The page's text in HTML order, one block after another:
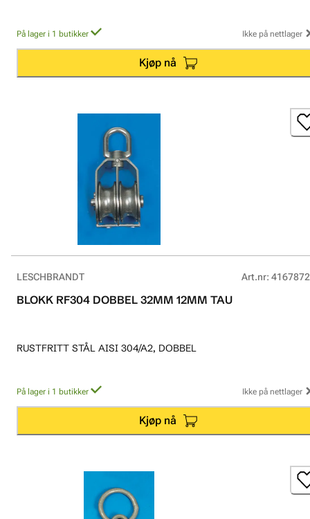
På lager i 1 butikker Ikke på nettlager
Kjøp nå
LESCHBRANDT Art.nr:
BLOKK RF304 DOBBEL 32MM 12MM TAU
RUSTFRITT STÅL AISI 304/A2, DOBBEL
På lager i 1 butikker Ikke på nettlager
Kjøp nå